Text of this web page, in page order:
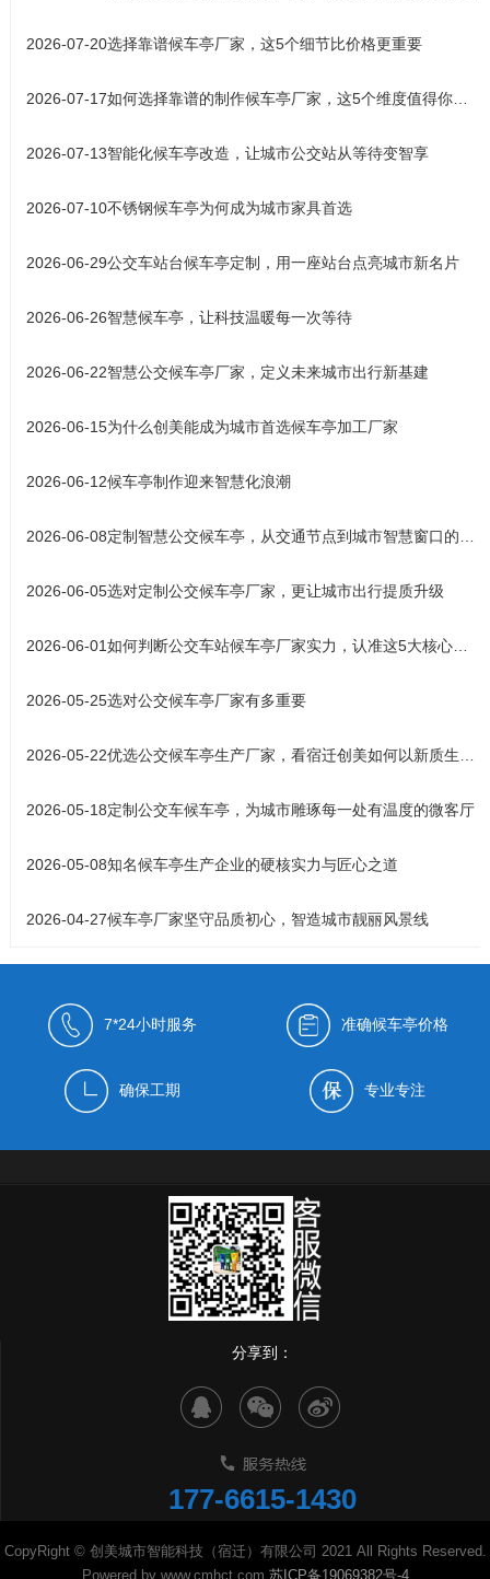
2026-07-20选择靠谱候车亭厂家，这5个细节比价格更重要
2026-07-17如何选择靠谱的制作候车亭厂家，这5个维度值得你关注
2026-07-13智能化候车亭改造，让城市公交站从等待变智享
2026-07-10不锈钢候车亭为何成为城市家具首选
2026-06-29公交车站台候车亭定制，用一座站台点亮城市新名片
2026-06-26智慧候车亭，让科技温暖每一次等待
2026-06-22智慧公交候车亭厂家，定义未来城市出行新基建
2026-06-15为什么创美能成为城市首选候车亭加工厂家
2026-06-12候车亭制作迎来智慧化浪潮
2026-06-08定制智慧公交候车亭，从交通节点到城市智慧窗口的产业升级之路
2026-06-05选对定制公交候车亭厂家，更让城市出行提质升级
2026-06-01如何判断公交车站候车亭厂家实力，认准这5大核心标准
2026-05-25选对公交候车亭厂家有多重要
2026-05-22优选公交候车亭生产厂家，看宿迁创美如何以新质生产力铸就城市风
2026-05-18定制公交车候车亭，为城市雕琢每一处有温度的微客厅
2026-05-08知名候车亭生产企业的硬核实力与匠心之道
2026-04-27候车亭厂家坚守品质初心，智造城市靓丽风景线
7*24小时服务 准确候车亭价格
确保工期 专业专注
分享到：
177-6615-1430
CopyRight © 创美城市智能科技（宿迁）有限公司 2021 All Rights Reserved.
Powered by www.cmhct.com 苏ICP备19069382号-4